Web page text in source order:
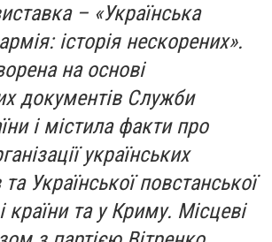
– «Українська
історія нескорених».
на основі
документів Служби
і містила факти про
українських
та Української повстанської
країни та у Криму. Місцеві